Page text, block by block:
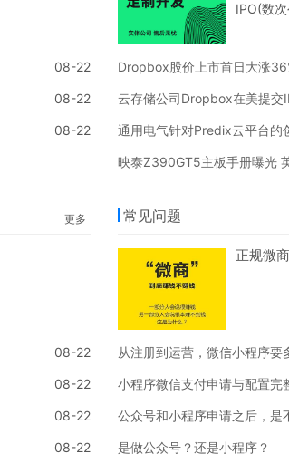
08-22
08-22
08-22
IPO(数
Dropbox股价上市首日大涨
云存储公司Dropbox在美提交
通用电气针对Predix云平台的
映泰Z390GT5主板手册曝光
更多
08-22
08-22
08-22
08-22
常见问题
正规微
从注册到运营，微信小程序要
小程序微信支付申请与配置完
公众号和小程序申请之后，是
是做公众号？还是小程序？